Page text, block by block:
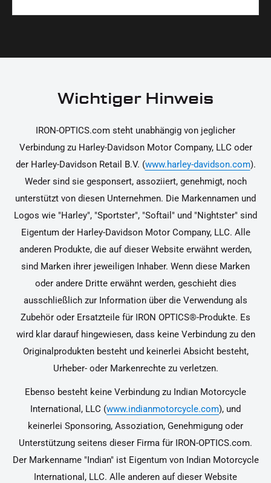
korrekt an deinem Motorrad zu installieren.
Ja, du kannst die Teile innerhalb von 14 Tagen
Rücksendung findest du in unseren
Wichtiger Hinweis
IRON-OPTICS.com steht unabhängig von jeglicher
Verbindung zu Harley-Davidson Motor Company, LLC oder
der Harley-Davidson Retail B.V. (www.harley-davidson.com).
Weder sind sie gesponsert, assoziiert, genehmigt, noch
unterstützt von diesen Unternehmen. Die Markennamen und
Logos wie "Harley", "Sportster", "Softail" und "Nightster" sind
Eigentum der Harley-Davidson Motor Company, LLC. Alle
anderen Produkte, die auf dieser Website erwähnt werden,
sind Marken ihrer jeweiligen Inhaber. Wenn diese Marken
oder andere Dritte erwähnt werden, geschieht dies
ausschließlich zur Information über die Verwendung als
Zubehör oder Ersatzteile für IRON OPTICS®-Produkte. Es
wird klar darauf hingewiesen, dass keine Verbindung zu den
Originalprodukten besteht und keinerlei Absicht besteht,
Urheber- oder Markenrechte zu verletzen.
Ebenso besteht keine Verbindung zu Indian Motorcycle
International, LLC (www.indianmotorcycle.com), und
keinerlei Sponsoring, Assoziation, Genehmigung oder
Unterstützung seitens dieser Firma für IRON-OPTICS.com.
Der Markenname "Indian" ist Eigentum von Indian Motorcycle
International, LLC. Alle anderen auf dieser Website